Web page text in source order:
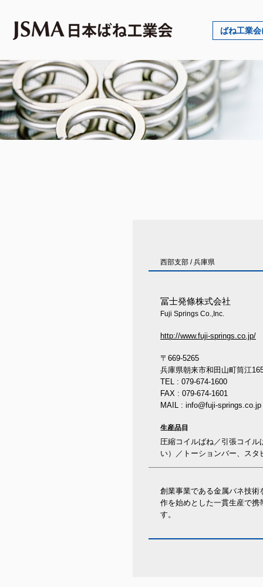
ばね工業
西部支部 /兵庫県
冨士発條株式会社
Fuji Springs Co.,Inc.
http://www.fuji-springs.co.jp/
〒669-5265
兵庫県朝来市和田山町筒江
TEL : 079-674-1600
FAX : 079-674-1601
MAIL : info@fuji-springs.co.jp
生産品目
圧縮コイルばね／引張コイ
い）／トーションバー、スタ
創業事業である金属バネ技
作を始めとした一貫生産で
す。